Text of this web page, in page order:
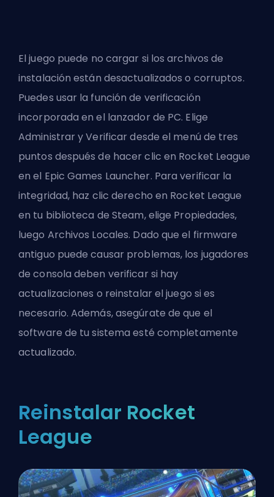
El juego puede no cargar si los archivos de
instalación están desactualizados o corruptos.
Puedes usar la función de verificación
incorporada en el lanzador de PC. Elige
Administrar y Verificar desde el menú de tres
puntos después de hacer clic en Rocket League
en el Epic Games Launcher. Para verificar la
integridad, haz clic derecho en Rocket League
en tu biblioteca de Steam, elige Propiedades,
luego Archivos Locales. Dado que el firmware
antiguo puede causar problemas, los jugadores
de consola deben verificar si hay
actualizaciones o reinstalar el juego si es
necesario. Además, asegúrate de que el
software de tu sistema esté completamente
actualizado.
Reinstalar Rocket
League